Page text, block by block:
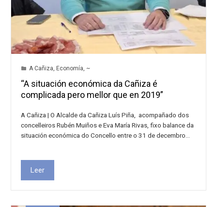
A Cañiza, Economía, ~
“A situación económica da Cañiza é
complicada pero mellor que en 2019”
A Cañiza | O Alcalde da Cañiza Luís Piña, acompañado dos
concelleiros Rubén Muiños e Eva María Rivas, fixo balance da
situación económica do Concello entre o 31 de decembro…
Leer